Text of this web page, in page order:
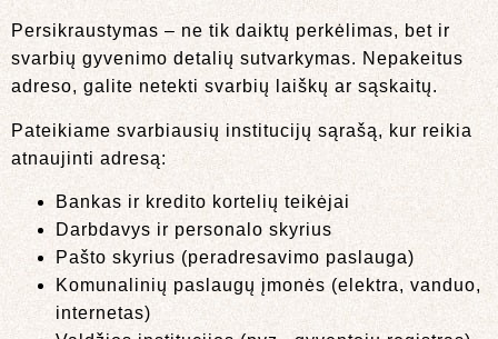
Persikraustymas – ne tik daiktų perkėlimas, bet ir
svarbių gyvenimo detalių sutvarkymas. Nepakeitus
adreso, galite netekti svarbių laiškų ar sąskaitų.
Pateikiame svarbiausių institucijų sąrašą, kur reikia
atnaujinti adresą:
Bankas ir kredito kortelių teikėjai
Darbdavys ir personalo skyrius
Pašto skyrius (peradresavimo paslauga)
Komunalinių paslaugų įmonės (elektra, vanduo,
internetas)